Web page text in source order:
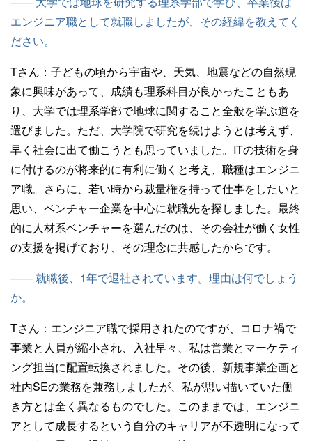
エンジニア職として就職しましたが、その経緯を教えてく
ださい。
Tさん： 子どもの頃から宇宙や、天気、地震などの自然現
象に興味があって、成績も理系科目が良かったこともあ
り、大学では理系学部で地球に関すること全般を学ぶ道を
選びました。ただ、大学院で研究を続けようとは考えず、
早く社会に出て働こうとも思っていました。ITの技術を身
に付けるのが将来的に有利に働くと考え、職種はエンジニ
ア職。さらに、若い時から裁量権を持って仕事をしたいと
思い、ベンチャー企業を中心に就職先を探しました。最終
的に人材系ベンチャーを選んだのは、その会社が働く女性
の支援を掲げており、その理念に共感したからです。
—— 就職後、1年で退社されています。理由は何でしょう
か。
Tさん： エンジニア職で採用されたのですが、コロナ禍で
事業と人員が縮小され、入社早々、私は営業とマーケティ
ング担当に配置転換されました。その後、新規事業企画と
社内SEの業務を兼務しましたが、私が思い描いていた働
き方とは全く異なるものでした。このままでは、エンジニ
アとして成長するという自分のキャリアが不透明になって